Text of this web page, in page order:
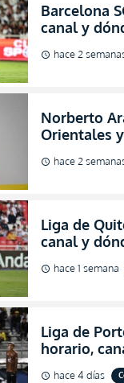
Barcelona
canal y
de la
schedule hace 2
Norberto
Orientales
dirección
schedule hace 2
Liga de
canal y
de final de
schedule hace 1 semana
Liga de
horario,
octavos de
schedule hace 4 días